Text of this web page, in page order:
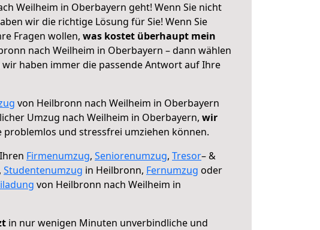
Weilheim in Oberbayern geht! Wenn Sie nicht
wir die richtige Lösung für Sie! Wenn Sie
Fragen wollen, was kostet überhaupt mein
nach Weilheim in Oberbayern – dann wählen
wir haben immer die passende Antwort auf Ihre
von Heilbronn nach Weilheim in Oberbayern
Umzug nach Weilheim in Oberbayern, wir
problemlos und stressfrei umziehen können.
Firmenumzug, Seniorenumzug, Tresor– &
, Studentenumzug in Heilbronn, Fernumzug oder
von Heilbronn nach Weilheim in
in nur wenigen Minuten unverbindliche und